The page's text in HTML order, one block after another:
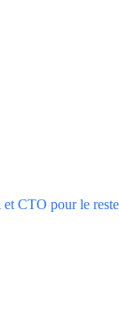
et CTO pour le reste